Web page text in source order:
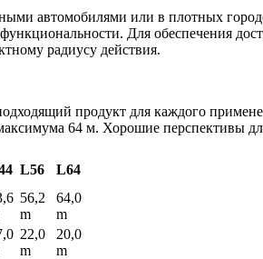
автомобилями или в плотных
Для обеспечения
радиусу действия.
продукт для каждого
64 м. Хорошие перспективы
L56 L64
56,2
m
64,0
m
22,0
m
20,0
m